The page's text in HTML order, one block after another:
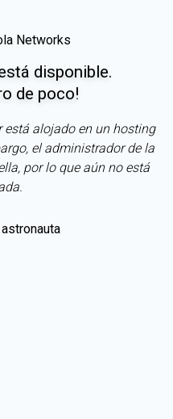
disponible.
de poco!
está alojado en un hosting
el administrador de la
por lo que aún no está